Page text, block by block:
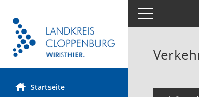
Startseite
Toggle navigation